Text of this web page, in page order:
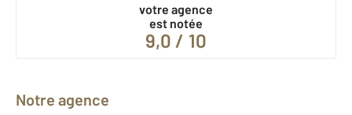
votre agence
est notée
9,0 / 10
Notre agence